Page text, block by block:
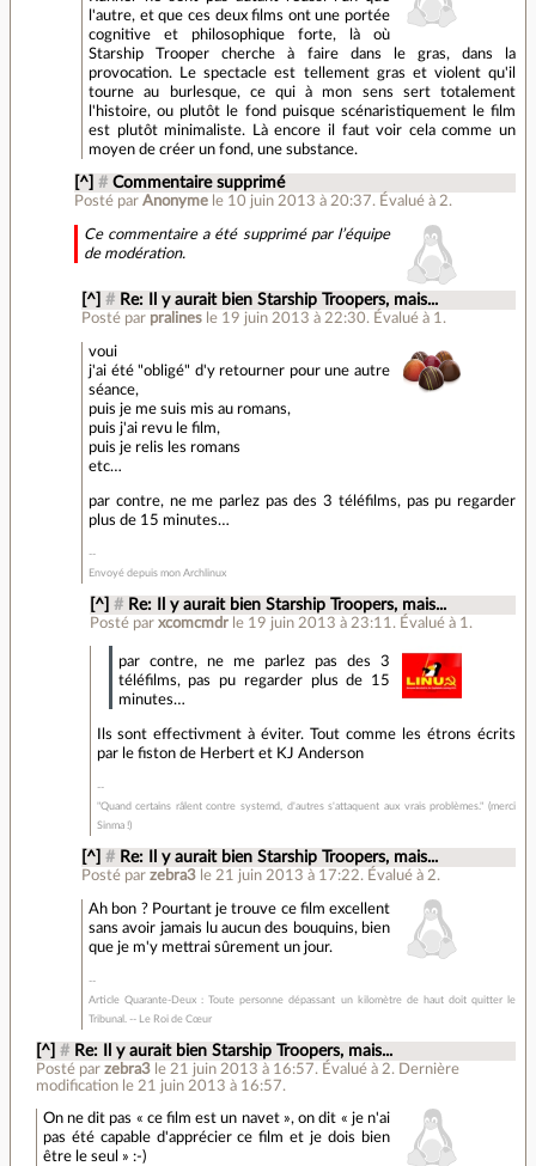
l'autre, et que ces deux films ont une portée
cognitive et philosophique forte, là où
Starship Trooper cherche à faire dans le gras, dans la
provocation. Le spectacle est tellement gras et violent qu'il
tourne au burlesque, ce qui à mon sens sert totalement
l'histoire, ou plutôt le fond puisque scénaristiquement le film
est plutôt minimaliste. Là encore il faut voir cela comme un
moyen de créer un fond, une substance.
[^] # Commentaire supprimé
Posté par Anonyme le 10 juin 2013 à 20:37.Évalué à 2.
Ce commentaire a été supprimé par l’équipe
de modération.
[^] # Re: Il y aurait bien Starship Troopers, mais...
Posté par pralines le 19 juin 2013 à 22:30. Évalué à 1 .
voui
j'ai été "obligé" d'y retourner pour une autre
séance,
puis je me suis mis au romans,
puis j'ai revu le film,
puis je relis les romans
etc…
par contre, ne me parlez pas des 3 téléfilms, pas pu regarder
plus de 15 minutes…
Envoyé depuis mon Archlinux
[^] # Re: Il y aurait bien Starship Troopers, mais...
Posté par xcomcmdr le 19 juin 2013 à 23:11 . Évalué à 1 .
par contre, ne me parlez pas des 3
téléfilms, pas pu regarder plus de 15
minutes…
Ils sont effectivment à éviter. Tout comme les étrons écrits
par le fiston de Herbert et KJ Anderson
"Quand certains râlent contre systemd, d'autres s'attaquent aux vrais problèmes." (merci
Sinma !)
[^] # Re: Il y aurait bien Starship Troopers, mais...
Posté parzebra3 le 21 juin 2013 à 17:22. Évalué à 2.
Ah bon ? Pourtant je trouve ce film excellent
sans avoir jamais lu aucun des bouquins, bien
que je m'y mettrai sûrement un jour.
Article Quarante-Deux : Toute personne dépassant un kilomètre de haut doit quitter le
Tribunal. -- Le Roi de Cœur
[^] # Re: Il y aurait bien Starship Troopers, mais...
Posté par zebra3 le 21 juin 2013 à 16:57. Évalué à 2. Dernière
modification le 21 juin 2013 à 16:57.
On ne dit pas « ce film est un navet », on dit « je n'ai
pas été capable d'apprécier ce film et je dois bien
être le seul » :-)